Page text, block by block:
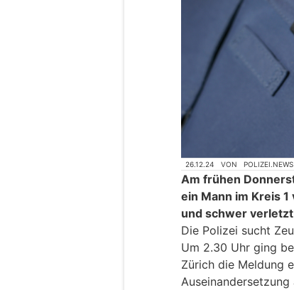
26.12.24 VON
Am frühen
ein Mann im Kreis
und schwer
Die Polizei sucht
Um 2.30 Uhr ging
Zürich die Meldung